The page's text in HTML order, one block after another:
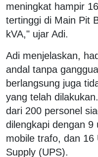
meningkat hampir
tertinggi di Main Pit
kVA," ujar Adi.
Adi menjelaskan,
andal tanpa
berlangsung juga
yang telah
dari 200 personel
dilengkapi dengan
mobile trafo, dan 16
Supply (UPS).